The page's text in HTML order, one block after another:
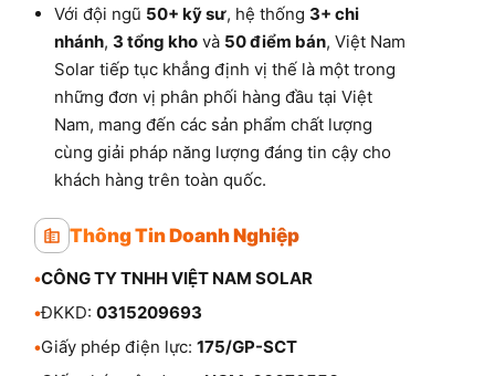
Với đội ngũ 50+ kỹ sư, hệ thống 3+ chi
nhánh, 3 tổng kho và 50 điểm bán, Việt Nam
Solar tiếp tục khẳng định vị thế là một trong
những đơn vị phân phối hàng đầu tại Việt
Nam, mang đến các sản phẩm chất lượng
cùng giải pháp năng lượng đáng tin cậy cho
khách hàng trên toàn quốc.
Thông Tin Doanh Nghiệp
•CÔNG TY TNHH VIỆT NAM SOLAR
•ĐKKD: 0315209693
•Giấy phép điện lực: 175/GP-SCT